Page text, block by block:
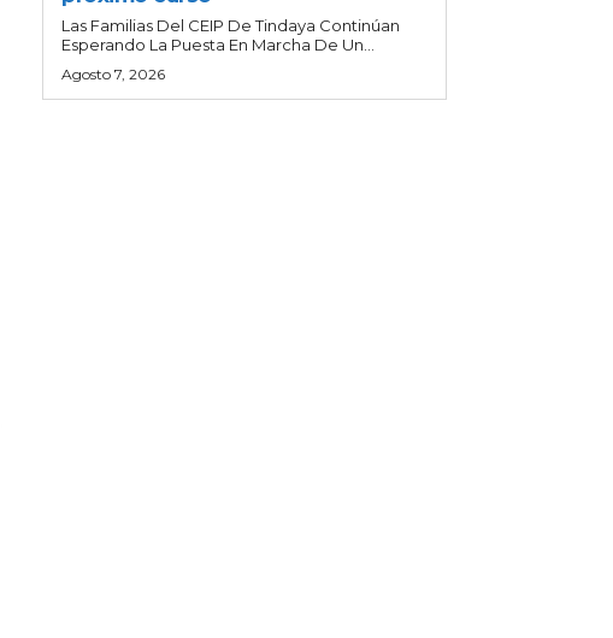
Las Familias Del CEIP De Tindaya Continúan
Esperando La Puesta En Marcha De Un...
Agosto 7, 2026